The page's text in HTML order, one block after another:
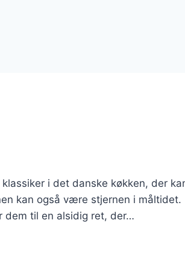
i det danske køkken, der
kan også være stjernen i måltidet.
dem til en alsidig ret, der…